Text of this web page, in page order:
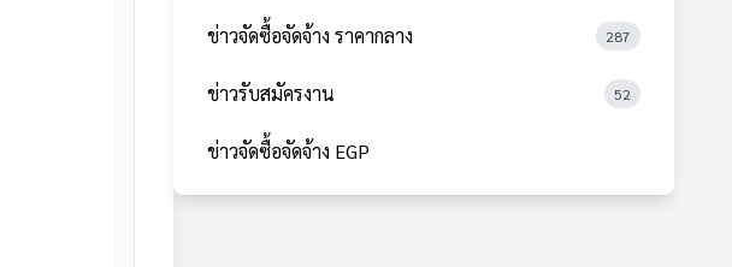
ข่าวจัดซื้อจัดจ้าง ราคากลาง 287
ข่าวรับสมัครงาน 52
ข่าวจัดซื้อจัดจ้าง EGP